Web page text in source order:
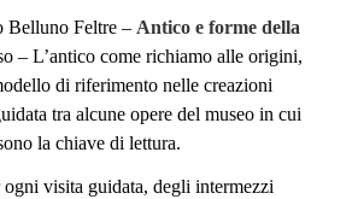
Belluno Feltre – Antico e forme della
– L’antico come richiamo alle origini,
di riferimento nelle creazioni
tra alcune opere del museo in cui
la chiave di lettura.
visita guidata, degli intermezzi